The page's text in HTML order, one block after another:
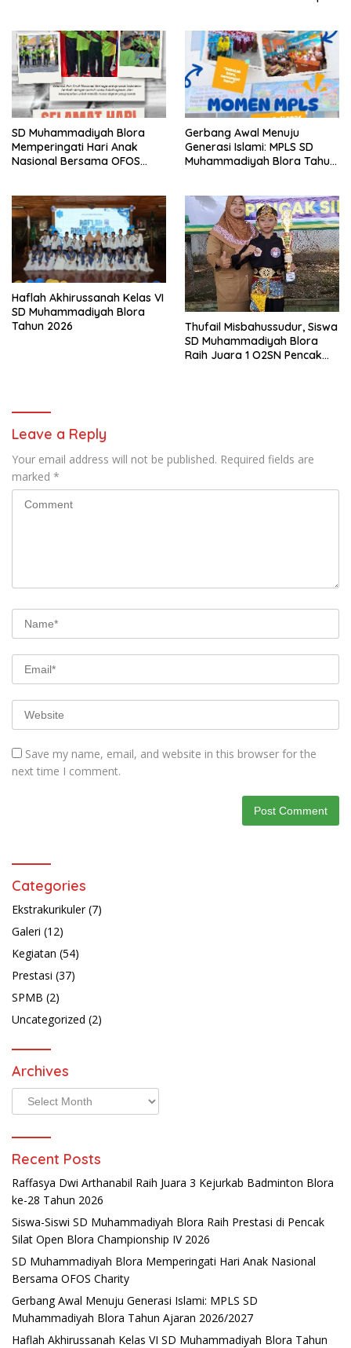
SD Muhammadiyah Blora
Memperingati Hari Anak
Nasional Bersama OFOS
Gerbang Awal Menuju
Generasi Islami: MPLS SD
Muhammadiyah Blora Tahun
Haflah Akhirussanah Kelas VI
SD Muhammadiyah Blora
Tahun 2026
Thufail Misbahussudur, Siswa
SD Muhammadiyah Blora
Raih Juara 1 O2SN Pencak
Leave a Reply
Your email address will not be published. Required fields are
marked *
Save my name, email, and website in this browser for the
next time I comment.
Categories
Ekstrakurikuler(7)
Galeri (12)
Kegiatan (54)
Prestasi (37)
SPMB (2)
Uncategorized (2)
Archives
Archives
Recent Posts
Raffasya Dwi Arthanabil Raih Juara 3 Kejurkab Badminton Blora
ke-28 Tahun 2026
Siswa-Siswi SD Muhammadiyah Blora Raih Prestasi di Pencak
Silat Open Blora Championship IV 2026
SD Muhammadiyah Blora Memperingati Hari Anak Nasional
Bersama OFOS Charity
Gerbang Awal Menuju Generasi Islami: MPLS SD
Muhammadiyah Blora Tahun Ajaran 2026/2027
Haflah Akhirussanah Kelas VI SD Muhammadiyah Blora Tahun